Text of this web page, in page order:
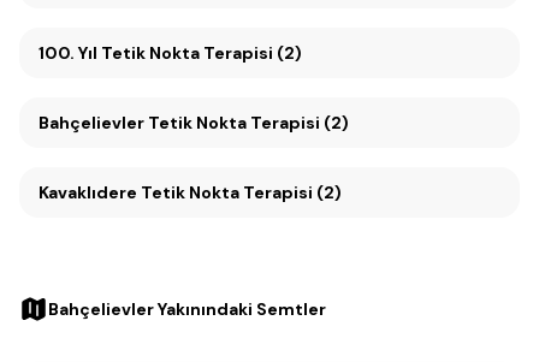
100. Yıl Tetik Nokta Terapisi (2)
Bahçelievler Tetik Nokta Terapisi (2)
Kavaklıdere Tetik Nokta Terapisi (2)
Bahçelievler Yakınındaki Semtler